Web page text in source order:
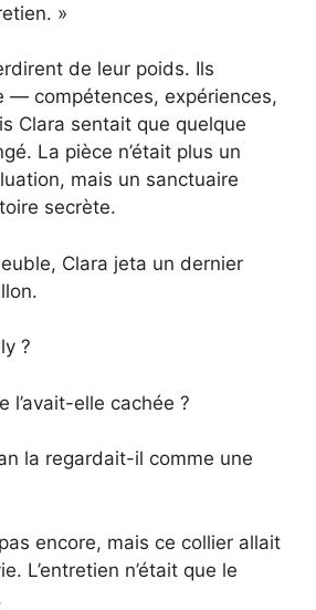
»
de leur poids. Ils
— compétences, expériences,
Clara sentait que quelque
La pièce n’était plus un
mais un sanctuaire
secrète.
Clara jeta un dernier
?
l’avait-elle cachée ?
la regardait-il comme une
encore, mais ce collier allait
L’entretien n’était que le